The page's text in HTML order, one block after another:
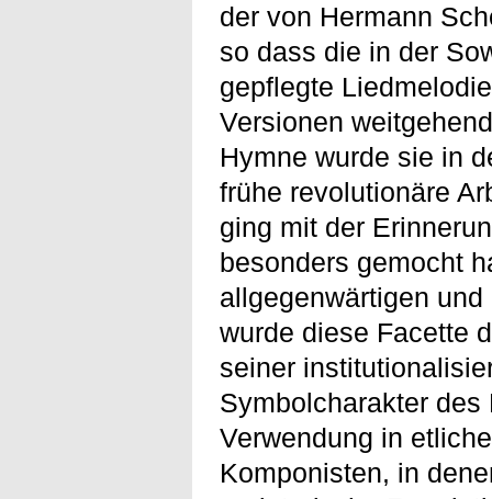
der von Hermann
so dass die in der
gepflegte
Versionen
Hymne wurde sie in
frühe revolutionäre
ging mit der
besonders gemocht
allgegenwärtigen
wurde diese Facette
seiner
Symbolcharakter
Verwendung in
Komponisten, in